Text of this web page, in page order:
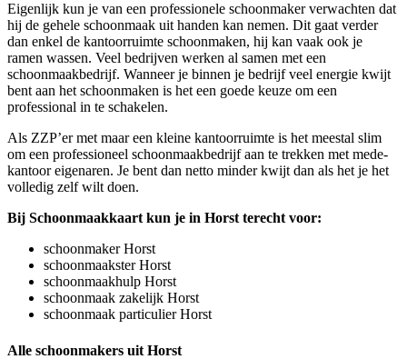
Eigenlijk kun je van een professionele schoonmaker verwachten dat
hij de gehele schoonmaak uit handen kan nemen. Dit gaat verder
dan enkel de kantoorruimte schoonmaken, hij kan vaak ook je
ramen wassen. Veel bedrijven werken al samen met een
schoonmaakbedrijf. Wanneer je binnen je bedrijf veel energie kwijt
bent aan het schoonmaken is het een goede keuze om een
professional in te schakelen.
Als ZZP’er met maar een kleine kantoorruimte is het meestal slim
om een professioneel schoonmaakbedrijf aan te trekken met mede-
kantoor eigenaren. Je bent dan netto minder kwijt dan als het je het
volledig zelf wilt doen.
Bij Schoonmaakkaart kun je in Horst terecht voor:
schoonmaker Horst
schoonmaakster Horst
schoonmaakhulp Horst
schoonmaak zakelijk Horst
schoonmaak particulier Horst
Alle schoonmakers uit Horst